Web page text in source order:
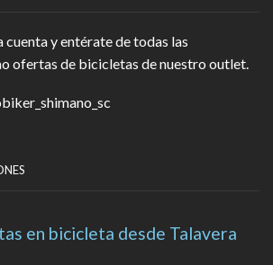
cuenta y entérate de todas las
ofertas de bicicletas de nuestro outlet.
en bicicleta desde Talavera